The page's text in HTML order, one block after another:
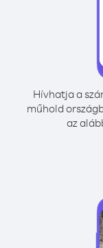
Hívhatja a
műhold
az